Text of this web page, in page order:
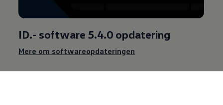
ID.- software 5.4.0 opdatering
Mere om softwareopdateringen